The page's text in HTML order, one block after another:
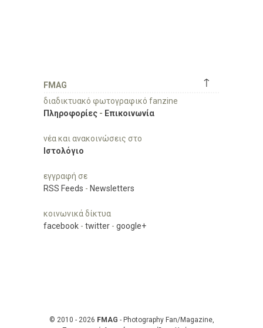
↑
FMAG
διαδικτυακό φωτογραφικό fanzine
Πληροφορίες - Επικοινωνία
νέα και ανακοινώσεις στο
Ιστολόγιο
εγγραφή σε
RSS Feeds - Newsletters
κοινωνικά δίκτυα
facebook - twitter - google+
© 2010 - 2026 FMAG - Photography Fan/Magazine,